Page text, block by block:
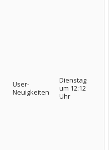
User-
Neuigkeiten
Dienstag
um 12:12
Uhr